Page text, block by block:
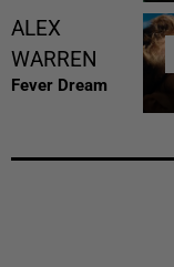
ALEX
WARREN
Fever Dream